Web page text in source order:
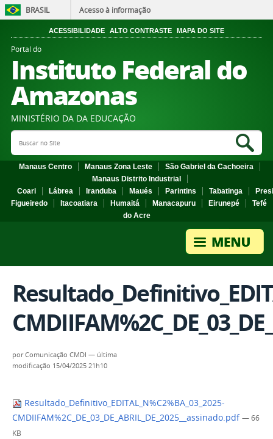
BRASIL Acesso à informação
ACESSIBILIDADE ALTO CONTRASTE MAPA DO SITE
Portal do
Instituto Federal do
Amazonas
MINISTÉRIO DA DA EDUCAÇÃO
Search Site
Manaus Centro Manaus Zona Leste
São Gabriel da Cachoeira
Manaus Distrito Industrial
Coari
Lábrea Iranduba Maués Parintins Tabatinga
Figueiredo
Itacoatiara Humaitá Manacapuru Eirunepé
Tefé
do Acre
porComunicação CMDI — última
modificação 15/04/2025 21h10
Resultado_Definitivo_EDITAL_N%C2%BA_03_2025-
CMDIIFAM%2C_DE_03_DE_ABRIL_DE_2025__assinado.pdf — 66
KB